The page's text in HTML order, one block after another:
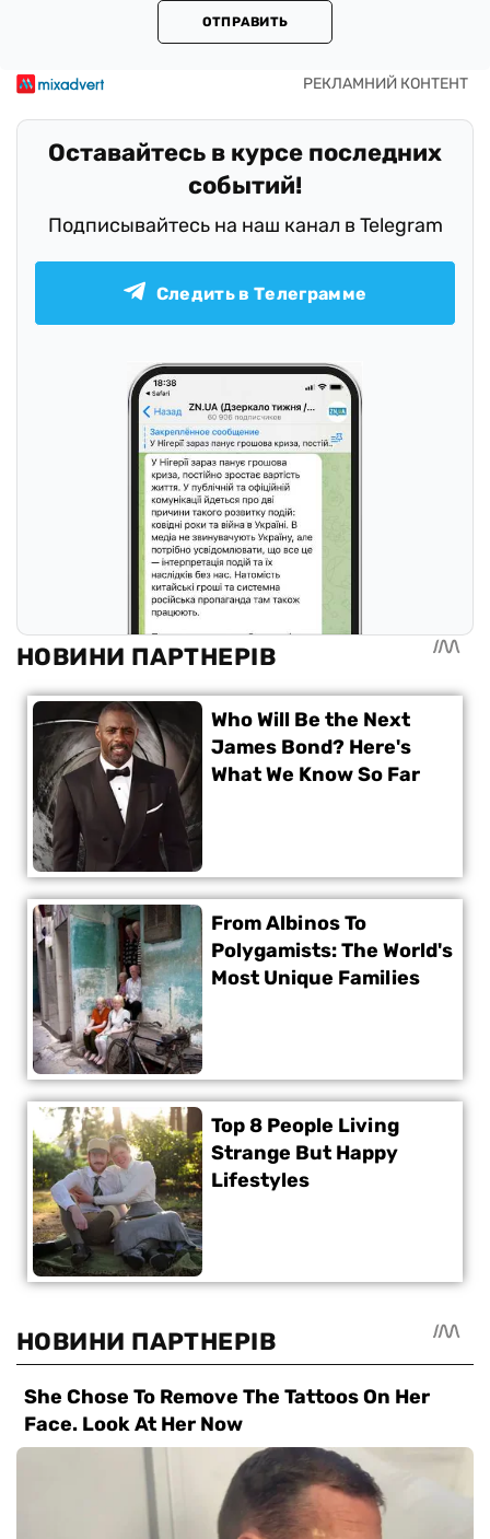
ОТПРАВИТЬ
Оставайтесь в курсе последних
событий!
Подписывайтесь на наш канал в Telegram
Следить в Телеграмме